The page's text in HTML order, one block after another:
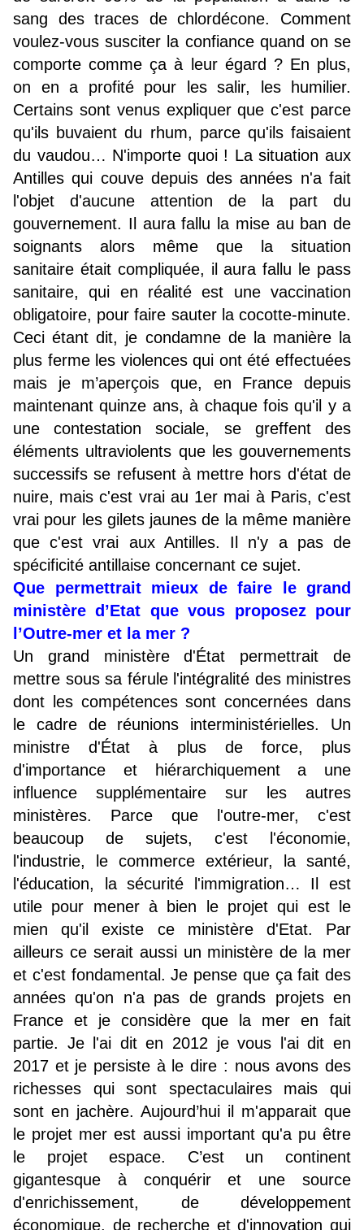
sang des traces de chlordécone. Comment
voulez-vous susciter la confiance quand on se
comporte comme ça à leur égard ? En plus,
on en a profité pour les salir, les humilier.
Certains sont venus expliquer que c'est parce
qu'ils buvaient du rhum, parce qu'ils faisaient
du vaudou… N'importe quoi ! La situation aux
Antilles qui couve depuis des années n'a fait
l'objet d'aucune attention de la part du
gouvernement. Il aura fallu la mise au ban de
soignants alors même que la situation
sanitaire était compliquée, il aura fallu le pass
sanitaire, qui en réalité est une vaccination
obligatoire, pour faire sauter la cocotte-minute.
Ceci étant dit, je condamne de la manière la
plus ferme les violences qui ont été effectuées
mais je m’aperçois que, en France depuis
maintenant quinze ans, à chaque fois qu'il y a
une contestation sociale, se greffent des
éléments ultraviolents que les gouvernements
successifs se refusent à mettre hors d'état de
nuire, mais c'est vrai au 1er mai à Paris, c'est
vrai pour les gilets jaunes de la même manière
que c'est vrai aux Antilles. Il n'y a pas de
spécificité antillaise concernant ce sujet.
Que permettrait mieux de faire le grand
ministère d’Etat que vous proposez pour
l’Outre-mer et la mer ?
Un grand ministère d'État permettrait de
mettre sous sa férule l'intégralité des ministres
dont les compétences sont concernées dans
le cadre de réunions interministérielles. Un
ministre d'État à plus de force, plus
d'importance et hiérarchiquement a une
influence supplémentaire sur les autres
ministères. Parce que l'outre-mer, c'est
beaucoup de sujets, c'est l'économie,
l'industrie, le commerce extérieur, la santé,
l'éducation, la sécurité l'immigration… Il est
utile pour mener à bien le projet qui est le
mien qu'il existe ce ministère d'Etat. Par
ailleurs ce serait aussi un ministère de la mer
et c'est fondamental. Je pense que ça fait des
années qu'on n'a pas de grands projets en
France et je considère que la mer en fait
partie. Je l'ai dit en 2012 je vous l'ai dit en
2017 et je persiste à le dire : nous avons des
richesses qui sont spectaculaires mais qui
sont en jachère. Aujourd’hui il m'apparait que
le projet mer est aussi important qu'a pu être
le projet espace. C’est un continent
gigantesque à conquérir et une source
d'enrichissement, de développement
économique, de recherche et d'innovation qui